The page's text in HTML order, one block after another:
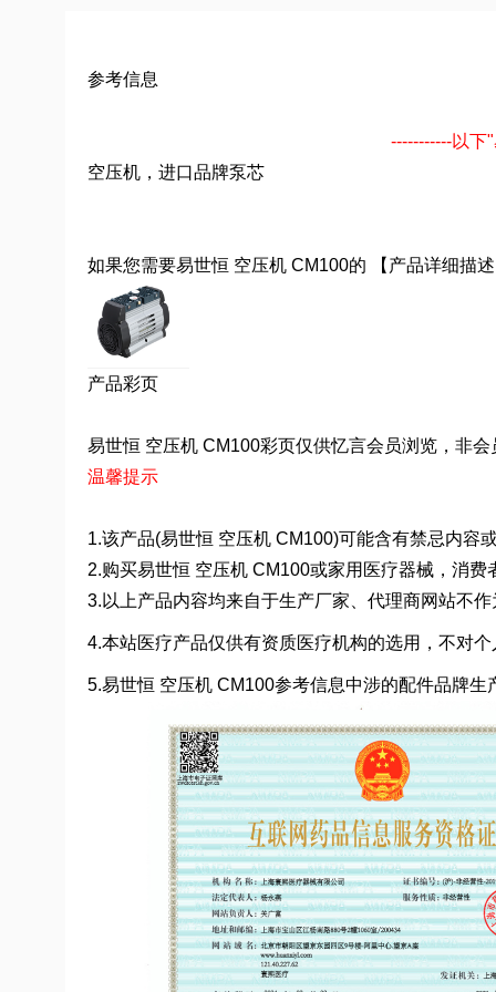
参考信息
-----------以下
空压机，进口品牌泵芯
如果您需要易世恒 空压机 CM100的 【产品详细描
产品彩页
易世恒 空压机 CM100彩页仅供忆言会员浏览，非
温馨提示
1.该产品(易世恒 空压机 CM100)可能含有禁忌内容
2.购买易世恒 空压机 CM100或家用医疗器械，消
3.以上产品内容均来自于生产厂家、代理商网站不
4.本站医疗产品仅供有资质医疗机构的选用，不对
5.易世恒 空压机 CM100参考信息中涉的配件品牌